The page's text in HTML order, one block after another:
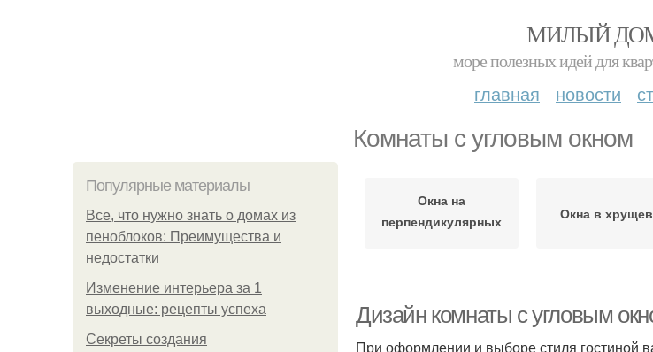
МИЛЫЙ
море полезных идей для
главная новости
Комнаты с угловым окном
Популярные материалы
Все, что нужно знать о домах из
пеноблоков: Преимущества и
недостатки
Изменение интерьера за 1
выходные: рецепты успеха
Секреты создания
Окна на
перпендикулярных
Окна в
Дизайн комнаты с угловым
При оформлении и выборе стиля гостиной